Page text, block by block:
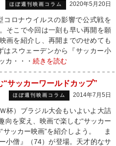
ほぼ週刊映画コラム 2020年5月20日
ロナウイルスの影響で公式戦を
そこで今回は一刻も早い再開を願
画を紹介し、再開までのせめても
スウェーデンから『サッカー小
カ・・・ 続きを読む
“サッカーワールドカップ”
ほぼ週刊映画コラム 2014年7月5日
杯）ブラジル大会もいよいよ大詰
向を変え、映画で楽しむ“サッカー
サッカー映画”を紹介しよう。 ま
小僧』（74）が登場。天才的なサ